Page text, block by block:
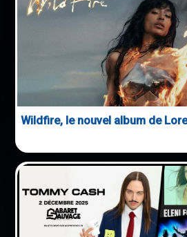
Wildfire, le nouvel album de